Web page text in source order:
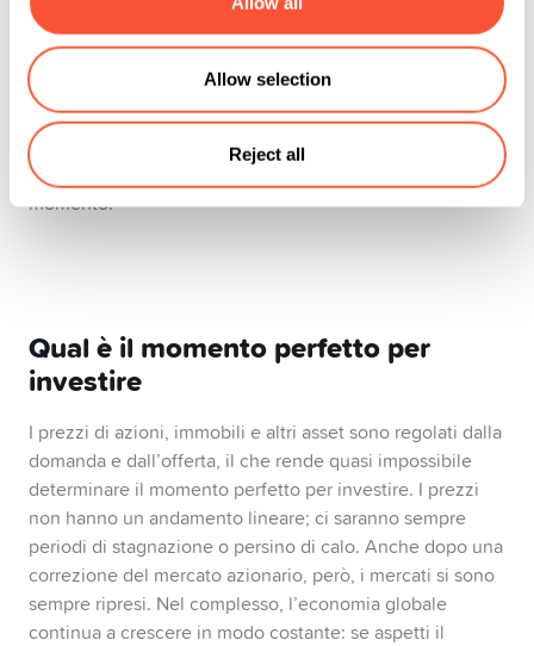
Allow selection
Reject all
2. Seleziona uno o più ETFs:poi, scegli uno o più ETFs
su cui vuoi investire con regolarità.
3. Configura e gestisci il tuo piano di risparmio:
seleziona il tuo intervallo di investimento (settimanale o
mensile) e la data di esecuzione. Se la tua situazione
cambierà, potrai bloccare o modificare il piano in ogni
momento.
Qual è il momento perfetto per
investire
I prezzi di azioni, immobili e altri asset sono regolati dalla
domanda e dall’offerta, il che rende quasi impossibile
determinare il momento perfetto per investire. I prezzi
non hanno un andamento lineare; ci saranno sempre
periodi di stagnazione o persino di calo. Anche dopo una
correzione del mercato azionario, però, i mercati si sono
sempre ripresi. Nel complesso, l’economia globale
continua a crescere in modo costante: se aspetti il